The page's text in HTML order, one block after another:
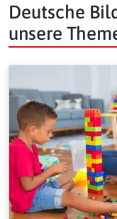
Deutsche
unsere